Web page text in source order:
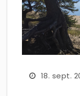
18. sept.